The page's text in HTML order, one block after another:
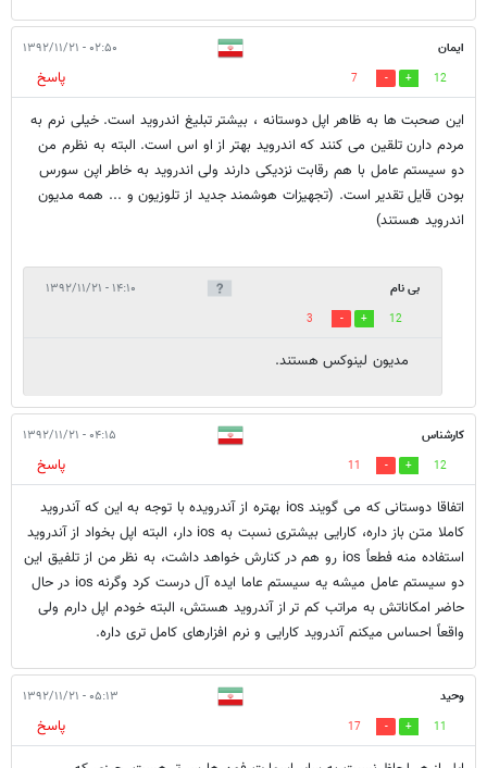
ایمان ۰۲:۵۰ - ۱۳۹۲/۱۱/۲۱
12
7
پاسخ
این صحبت ها به ظاهر اپل دوستانه ، بیشتر تبلیغ اندروید است. خیلی نرم به
مردم دارن تلقین می کنند که اندروید بهتر از او اس است. البته به نظرم من
دو سیستم عامل با هم رقابت نزدیکی دارند ولی اندروید به خاطر اپن سورس
بودن قایل تقدیر است. (تجهیزات هوشمند جدید از تلوزیون و ... همه مدیون
اندروید هستند)
بی نام ۱۴:۱۰ - ۱۳۹۲/۱۱/۲۱
12
3
مدیون لینوکس هستند.
کارشناس ۰۴:۱۵ - ۱۳۹۲/۱۱/۲۱
12
11
پاسخ
اتفاقا دوستانی که می گویند ios بهتره از آندرویده با توجه به این که آندروید
کاملا متن باز داره، کارایی بیشتری نسبت به ios دار، البته اپل بخواد از آندروید
استفاده منه فطعاً ios رو هم در کنارش خواهد داشت، به نظر من از تلفیق این
دو سیستم عامل میشه یه سیستم عاما ایده آل درست کرد وگرنه ios در حال
حاضر امکاناتش به مراتب کم تر از آندروید هستش، البته خودم اپل دارم ولی
واقعاً احساس میکنم آندروید کارایی و نرم افزارهای کامل تری داره.
وحید ۰۵:۱۳ - ۱۳۹۲/۱۱/۲۱
11
17
پاسخ